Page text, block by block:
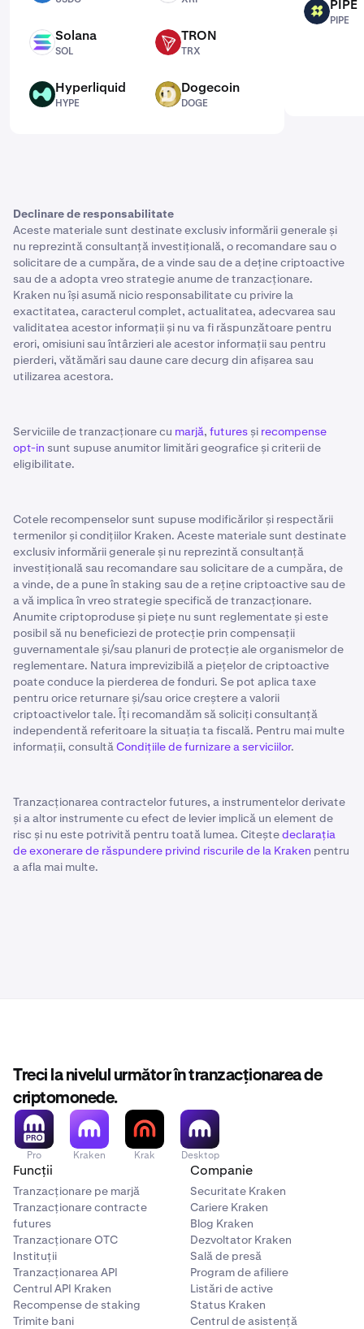
SOL Solana
SOL
TRX TRON
TRX
HYPE Hyperliquid
HYPE
DOGE Dogecoin
DOGE
PIPE PIPE
PIPE
Declinare de responsabilitate
Aceste materiale sunt destinate exclusiv informării generale și
nu reprezintă consultanță investițională, o recomandare sau o
solicitare de a cumpăra, de a vinde sau de a deține criptoactive
sau de a adopta vreo strategie anume de tranzacționare.
Kraken nu își asumă nicio responsabilitate cu privire la
exactitatea, caracterul complet, actualitatea, adecvarea sau
validitatea acestor informații și nu va fi răspunzătoare pentru
erori, omisiuni sau întârzieri ale acestor informații sau pentru
pierderi, vătămări sau daune care decurg din afișarea sau
utilizarea acestora.
Serviciile de tranzacționare cu marjă, futures și recompense
opt-in sunt supuse anumitor limitări geografice și criterii de
eligibilitate.
Cotele recompenselor sunt supuse modificărilor și respectării
termenilor și condițiilor Kraken. Aceste materiale sunt destinate
exclusiv informării generale și nu reprezintă consultanță
investițională sau recomandare sau solicitare de a cumpăra, de
a vinde, de a pune în staking sau de a reține criptoactive sau de
a vă implica în vreo strategie specifică de tranzacționare.
Anumite criptoproduse și piețe nu sunt reglementate și este
posibil să nu beneficiezi de protecție prin compensații
guvernamentale și/sau planuri de protecție ale organismelor de
reglementare. Natura imprevizibilă a piețelor de criptoactive
poate conduce la pierderea de fonduri. Se pot aplica taxe
pentru orice returnare și/sau orice creștere a valorii
criptoactivelor tale. Îți recomandăm să soliciți consultanță
independentă referitoare la situația ta fiscală. Pentru mai multe
informații, consultăCondițiile de furnizare a serviciilor.
Tranzacționarea contractelor futures, a instrumentelor derivate
și a altor instrumente cu efect de levier implică un element de
risc și nu este potrivită pentru toată lumea. Citeștedeclarația
de exonerare de răspundere privind riscurile de la Kraken pentru
a afla mai multe.
Treci la nivelul următor în tranzacționarea de
criptomonede.
Pro Kraken Krak Desktop
Funcții
Tranzacționare pe marjă
Tranzacționare contracte
futures
Tranzacționare OTC
Instituții
Tranzacționarea API
Centrul API Kraken
Recompense de staking
Trimite bani
Companie
Securitate Kraken
Cariere Kraken
Blog Kraken
Dezvoltator Kraken
Sală de presă
Program de afiliere
Listări de active
Status Kraken
Centrul de asistență